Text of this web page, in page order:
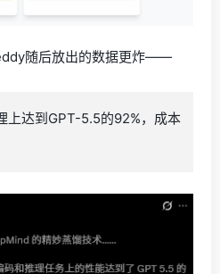
随后放出的数据更炸——
上达到GPT-5.5的92%，成本